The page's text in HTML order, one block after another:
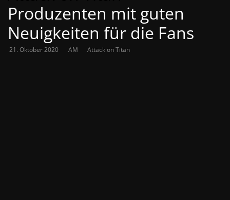
Produzenten mit guten
Neuigkeiten für die Fans
21. Oktober 2020 AM Attack on Titan